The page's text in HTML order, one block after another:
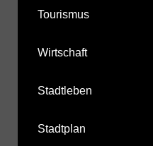
Tourismus
Wirtschaft
Stadtleben
Stadtplan